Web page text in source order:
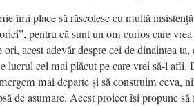
îmi place să răscolesc cu multă
pentru că sunt un om curios care
acest adevăr despre cei de dinaintea ta,
lucrul cel mai plăcut pe care vrei să-l afli.
mai departe și să construim ceva,
de asumare. Acest proiect își propune